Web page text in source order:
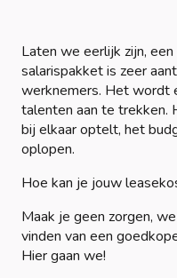
Laten we eerlijk zijn,
salarispakket is zeer
werknemers. Het wordt
talenten aan te trekken.
bij elkaar optelt, het
oplopen.
Hoe kan je jouw
Maak je geen zorgen,
vinden van een
Hier gaan we!